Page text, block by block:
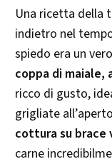
Una ricetta della
indietro nel
spiedo era un
coppa di maiale,
ricco di gusto,
grigliate
cottura su brace
carne